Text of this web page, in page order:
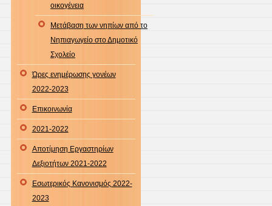
οικογένεια
Μετάβαση των νηπίων από το
Νηπιαγωγείο στο Δημοτικό
Σχολείο
Ώρες ενημέρωσης γονέων
2022-2023
Επικοινωνία
2021-2022
Αποτίμηση Εργαστηρίων
Δεξιοτήτων 2021-2022
Εσωτερικός Κανονισμός 2022-
2023